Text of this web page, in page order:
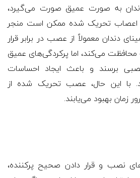
به صورت عمیق صورت می‌گیرد،
تحریک شده ممکن است منجر
دندان معمولاً از عصب در برابر قرار
می‌کند، اما پرکردگی‌های عمیق
برسند و باعث ایجاد احساسات
با این حال، عصب تحریک شده از
زمان بهبود می‌یابند.
نصب و قرار دادن صحیح پرکننده،